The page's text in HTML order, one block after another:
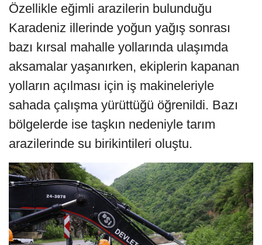
Özellikle eğimli arazilerin bulunduğu
Karadeniz illerinde yoğun yağış sonrası
bazı kırsal mahalle yollarında ulaşımda
aksamalar yaşanırken, ekiplerin kapanan
yolların açılması için iş makineleriyle
sahada çalışma yürüttüğü öğrenildi. Bazı
bölgelerde ise taşkın nedeniyle tarım
arazilerinde su birikintileri oluştu.